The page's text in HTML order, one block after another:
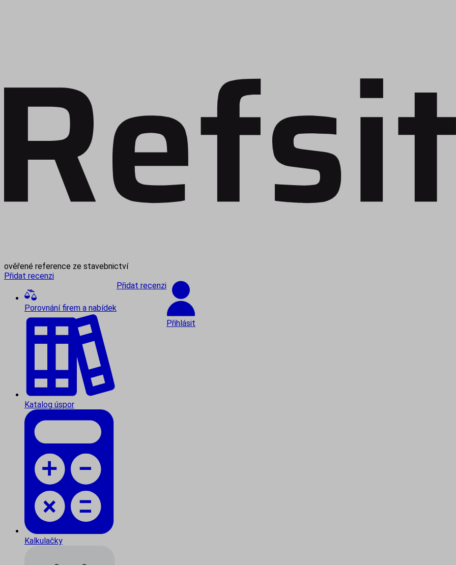
ověřené reference ze stavebnictví
Přidat recenzi
Porovnání firem a nabídek
Katalog úspor
Kalkulačky
Přidat recenzi
Přihlásit